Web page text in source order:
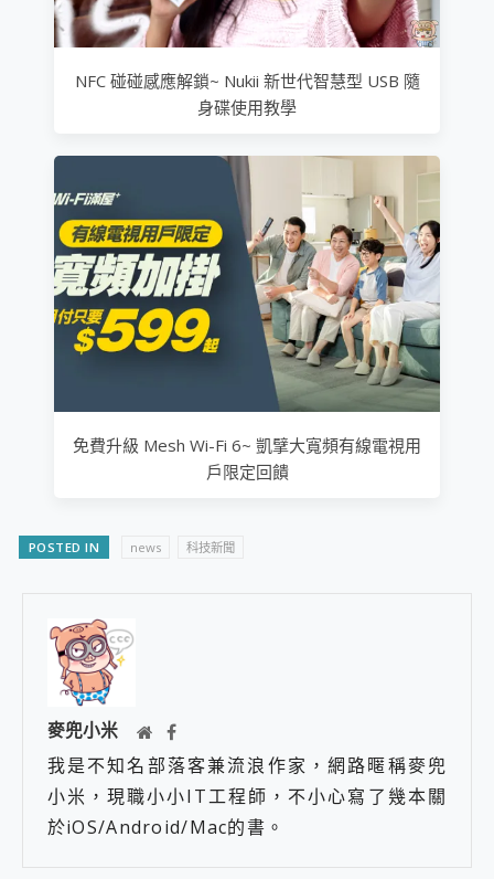
NFC 碰碰感應解鎖~ Nukii 新世代智慧型 USB 隨
身碟使用教學
免費升級 Mesh Wi-Fi 6~ 凱擘大寬頻有線電視用
戶限定回饋
POSTED IN news 科技新聞
麥兜小米
我是不知名部落客兼流浪作家，網路暱稱麥兜
小米，現職小小IT工程師，不小心寫了幾本關
於iOS/Android/Mac的書。